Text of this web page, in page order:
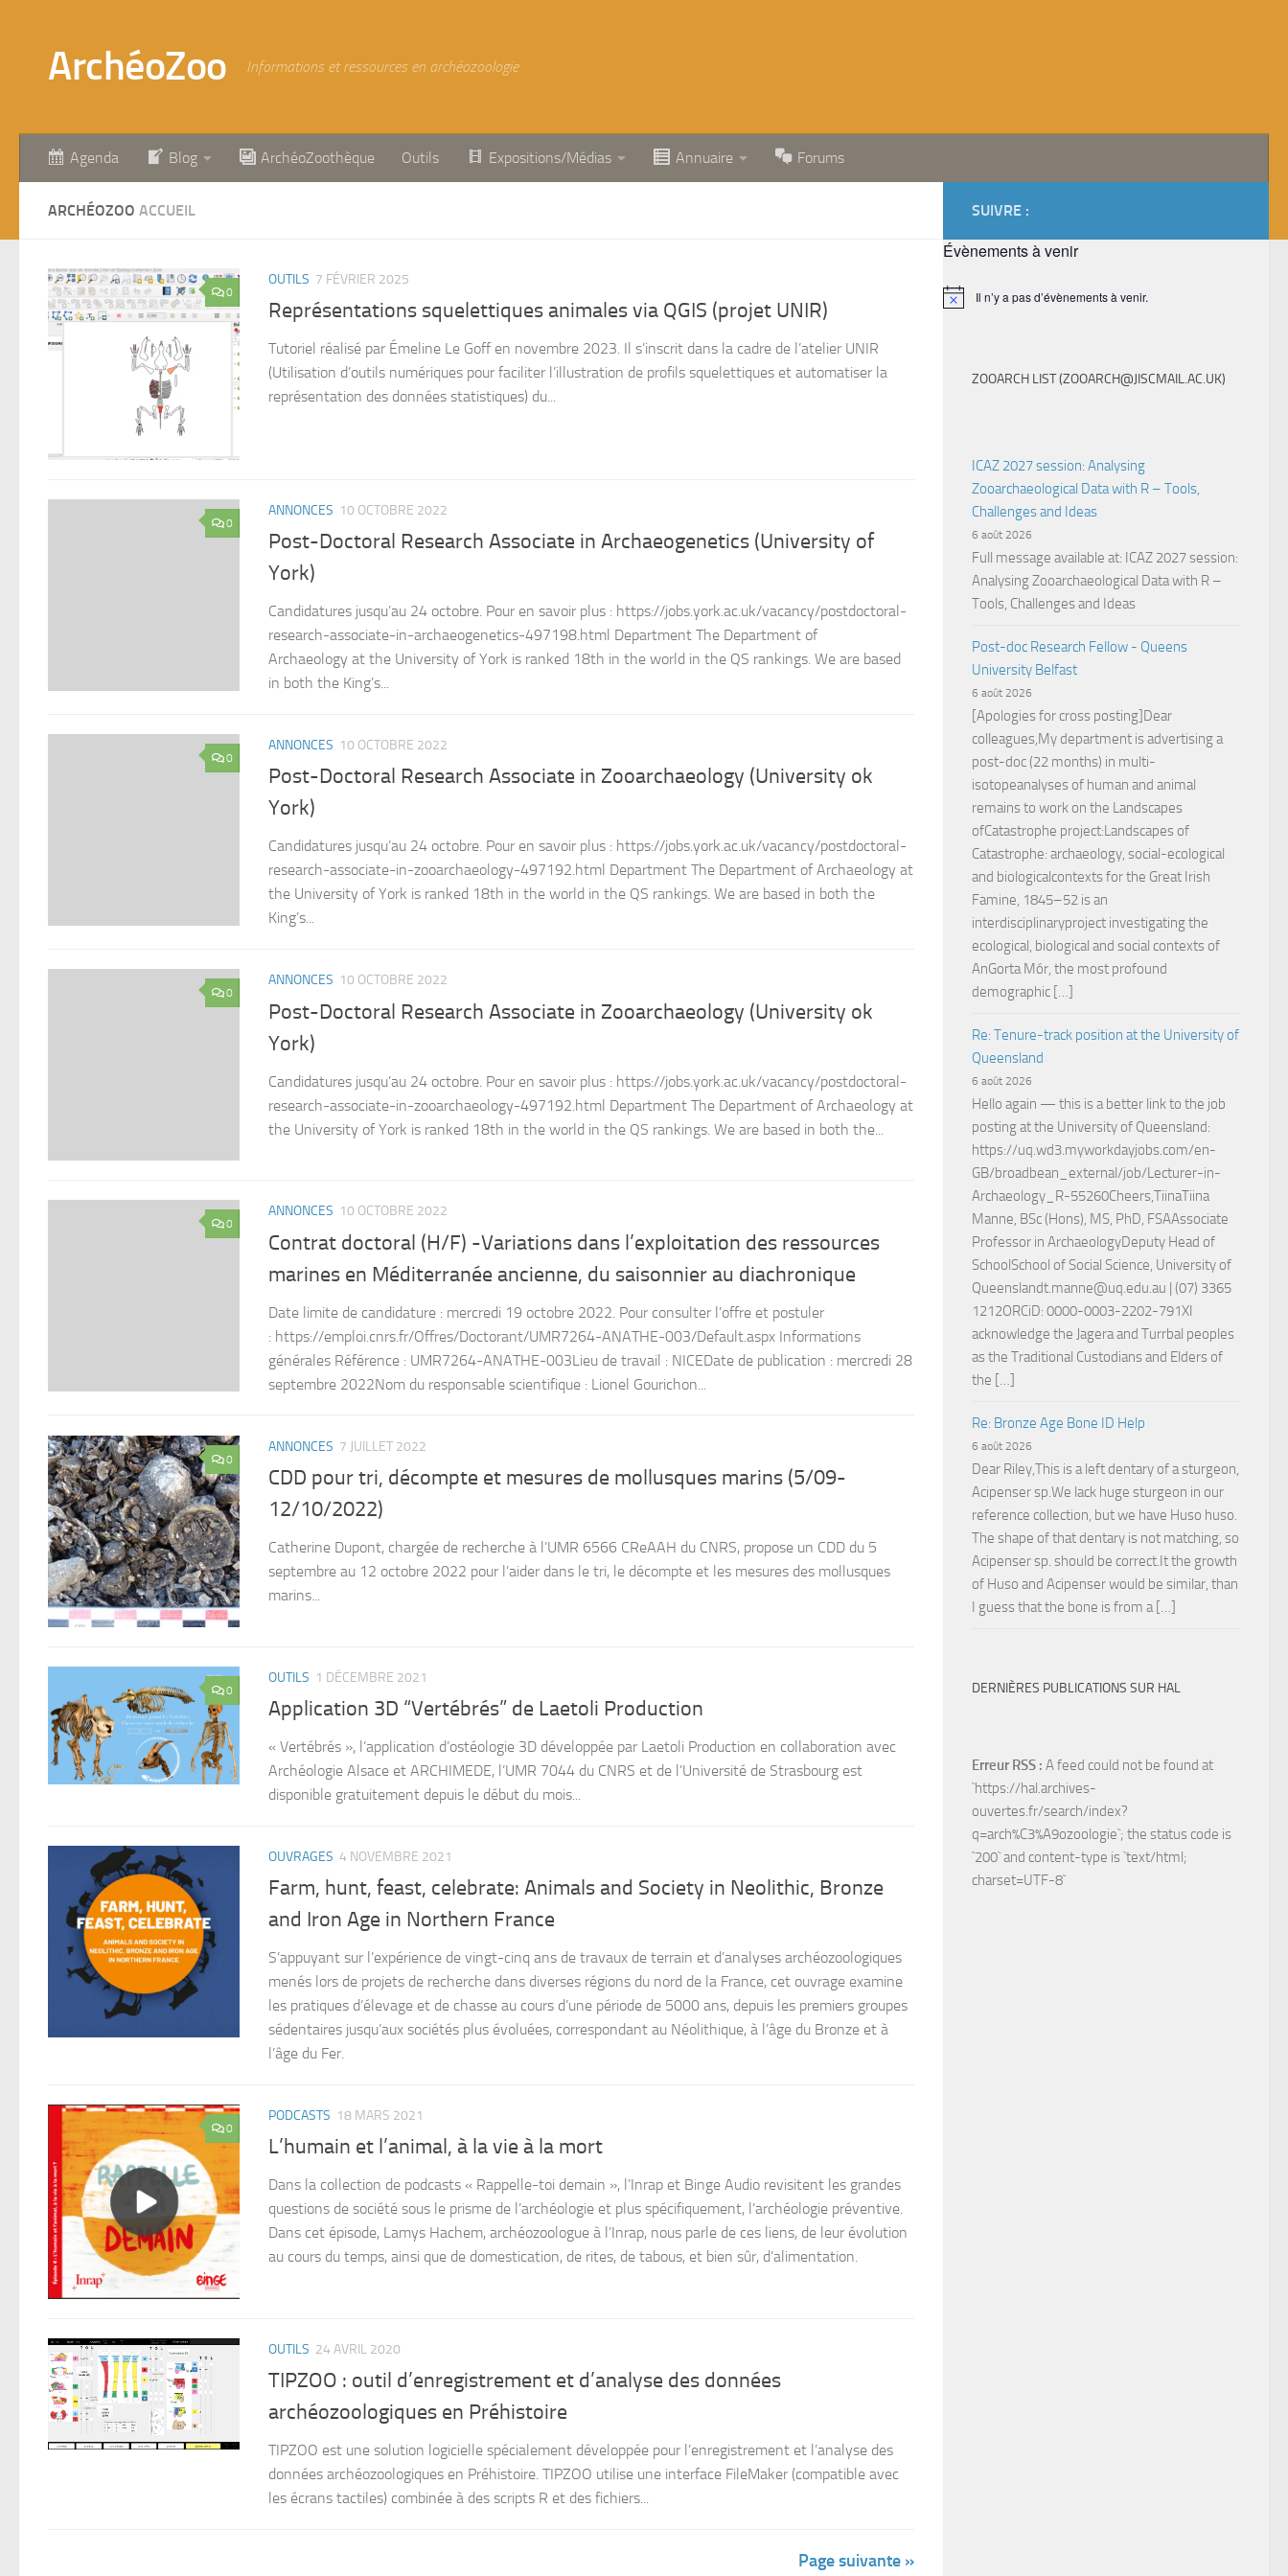
ArchéoZoo Informations et ressources en archéozoologie
Agenda Blog ArchéoZoothèque Outils Expositions/Médias Annuaire Forums
ARCHÉOZOO ACCUEIL
0
OUTILS 7 FÉVRIER 2025
Représentations squelettiques animales via QGIS (projet UNIR)
Tutoriel réalisé par Émeline Le Goff en novembre 2023. Il s’inscrit dans la cadre de l’atelier UNIR
(Utilisation d’outils numériques pour faciliter l’illustration de profils squelettiques et automatiser la
représentation des données statistiques) du...
0
ANNONCES 10 OCTOBRE 2022
Post-Doctoral Research Associate in Archaeogenetics (University of
York)
Candidatures jusqu’au 24 octobre. Pour en savoir plus : https://jobs.york.ac.uk/vacancy/postdoctoral-
research-associate-in-archaeogenetics-497198.html Department The Department of
Archaeology at the University of York is ranked 18th in the world in the QS rankings. We are based
in both the King’s...
0
ANNONCES 10 OCTOBRE 2022
Post-Doctoral Research Associate in Zooarchaeology (University ok
York)
Candidatures jusqu’au 24 octobre. Pour en savoir plus : https://jobs.york.ac.uk/vacancy/postdoctoral-
research-associate-in-zooarchaeology-497192.html Department The Department of Archaeology at
the University of York is ranked 18th in the world in the QS rankings. We are based in both the
King’s...
0
ANNONCES 10 OCTOBRE 2022
Post-Doctoral Research Associate in Zooarchaeology (University ok
York)
Candidatures jusqu’au 24 octobre. Pour en savoir plus : https://jobs.york.ac.uk/vacancy/postdoctoral-
research-associate-in-zooarchaeology-497192.html Department The Department of Archaeology at
the University of York is ranked 18th in the world in the QS rankings. We are based in both the...
0
ANNONCES 10 OCTOBRE 2022
Contrat doctoral (H/F) -Variations dans l’exploitation des ressources
marines en Méditerranée ancienne, du saisonnier au diachronique
Date limite de candidature : mercredi 19 octobre 2022. Pour consulter l’offre et postuler
: https://emploi.cnrs.fr/Offres/Doctorant/UMR7264-ANATHE-003/Default.aspx Informations
générales Référence : UMR7264-ANATHE-003Lieu de travail : NICEDate de publication : mercredi 28
septembre 2022Nom du responsable scientifique : Lionel Gourichon...
0
ANNONCES 7 JUILLET 2022
CDD pour tri, décompte et mesures de mollusques marins (5/09-
12/10/2022)
Catherine Dupont, chargée de recherche à l’UMR 6566 CReAAH du CNRS, propose un CDD du 5
septembre au 12 octobre 2022 pour l’aider dans le tri, le décompte et les mesures des mollusques
marins...
0
OUTILS 1 DÉCEMBRE 2021
Application 3D “Vertébrés” de Laetoli Production
« Vertébrés », l’application d’ostéologie 3D développée par Laetoli Production en collaboration avec
Archéologie Alsace et ARCHIMEDE, l’UMR 7044 du CNRS et de l’Université de Strasbourg est
disponible gratuitement depuis le début du mois...
OUVRAGES 4 NOVEMBRE 2021
Farm, hunt, feast, celebrate: Animals and Society in Neolithic, Bronze
and Iron Age in Northern France
S’appuyant sur l’expérience de vingt-cinq ans de travaux de terrain et d’analyses archéozoologiques
menés lors de projets de recherche dans diverses régions du nord de la France, cet ouvrage examine
les pratiques d’élevage et de chasse au cours d’une période de 5000 ans, depuis les premiers groupes
sédentaires jusqu’aux sociétés plus évoluées, correspondant au Néolithique, à l’âge du Bronze et à
l’âge du Fer.
0
PODCASTS 18 MARS 2021
L’humain et l’animal, à la vie à la mort
Dans la collection de podcasts « Rappelle-toi demain », l’Inrap et Binge Audio revisitent les grandes
questions de société sous le prisme de l’archéologie et plus spécifiquement, l’archéologie préventive.
Dans cet épisode, Lamys Hachem, archéozoologue à l’Inrap, nous parle de ces liens, de leur évolution
au cours du temps, ainsi que de domestication, de rites, de tabous, et bien sûr, d’alimentation.
OUTILS 24 AVRIL 2020
TIPZOO : outil d’enregistrement et d’analyse des données
archéozoologiques en Préhistoire
TIPZOO est une solution logicielle spécialement développée pour l’enregistrement et l’analyse des
données archéozoologiques en Préhistoire. TIPZOO utilise une interface FileMaker (compatible avec
les écrans tactiles) combinée à des scripts R et des fichiers...
Page suivante »
SUIVRE :
Évènements à venir
Notice Il n’y a pas d’évènements à venir.
ZOOARCH LIST (ZOOARCH@JISCMAIL.AC.UK)
ICAZ 2027 session: Analysing
Zooarchaeological Data with R – Tools,
Challenges and Ideas
6 août 2026
Full message available at: ICAZ 2027 session:
Analysing Zooarchaeological Data with R –
Tools, Challenges and Ideas
Post-doc Research Fellow - Queens
University Belfast
6 août 2026
[Apologies for cross posting]Dear
colleagues,My department is advertising a
post-doc (22 months) in multi-
isotopeanalyses of human and animal
remains to work on the Landscapes
ofCatastrophe project:Landscapes of
Catastrophe: archaeology, social-ecological
and biologicalcontexts for the Great Irish
Famine, 1845–52 is an
interdisciplinaryproject investigating the
ecological, biological and social contexts of
AnGorta Mór, the most profound
demographic […]
Re: Tenure-track position at the University of
Queensland
6 août 2026
Hello again — this is a better link to the job
posting at the University of Queensland:
https://uq.wd3.myworkdayjobs.com/en-
GB/broadbean_external/job/Lecturer-in-
Archaeology_R-55260Cheers,TiinaTiina
Manne, BSc (Hons), MS, PhD, FSAAssociate
Professor in ArchaeologyDeputy Head of
SchoolSchool of Social Science, University of
Queenslandt.manne@uq.edu.au | (07) 3365
1212ORCiD: 0000-0003-2202-791XI
acknowledge the Jagera and Turrbal peoples
as the Traditional Custodians and Elders of
the […]
Re: Bronze Age Bone ID Help
6 août 2026
Dear Riley,This is a left dentary of a sturgeon,
Acipenser sp.We lack huge sturgeon in our
reference collection, but we have Huso huso.
The shape of that dentary is not matching, so
Acipenser sp. should be correct.It the growth
of Huso and Acipenser would be similar, than
I guess that the bone is from a […]
DERNIÈRES PUBLICATIONS SUR HAL
Erreur RSS : A feed could not be found at
`https://hal.archives-
ouvertes.fr/search/index?
q=arch%C3%A9ozoologie`; the status code is
`200` and content-type is `text/html;
charset=UTF-8`